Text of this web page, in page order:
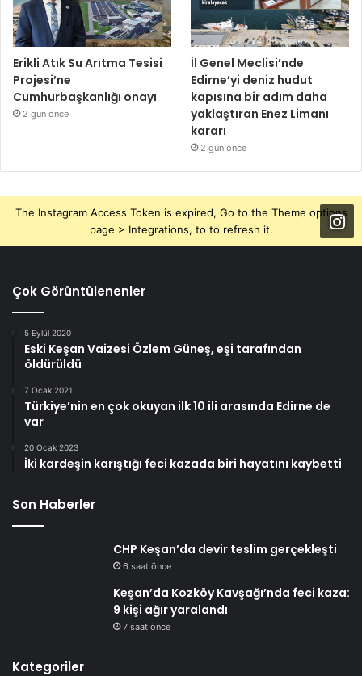
Erikli Atık Su Arıtma Tesisi
Projesi’ne
Cumhurbaşkanlığı onayı
2 gün önce
İl Genel Meclisi’nde
Edirne’yi deniz hudut
kapısına bir adım daha
yaklaştıran Enez Limanı
kararı
2 gün önce
The Instagram Access Token is expired, Go to the Theme options
page > Integrations, to to refresh it.
Çok Görüntülenenler
5 Eylül 2020
Eski Keşan Vaizesi Özlem Güneş, eşi tarafından
öldürüldü
7 Ocak 2021
Türkiye’nin en çok okuyan ilk 10 ili arasında Edirne de
var
20 Ocak 2023
İki kardeşin karıştığı feci kazada biri hayatını kaybetti
Son Haberler
CHP Keşan’da devir teslim gerçekleşti
6 saat önce
Keşan’da Kozköy Kavşağı’nda feci kaza:
9 kişi ağır yaralandı
7 saat önce
Kategoriler